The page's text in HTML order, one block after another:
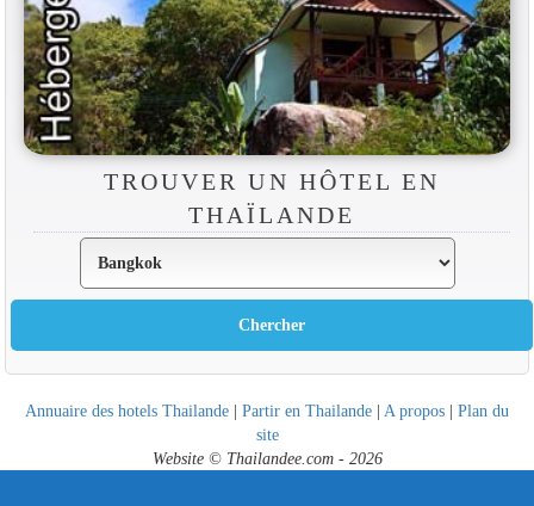
TROUVER UN HÔTEL EN
THAÏLANDE
Annuaire des hotels Thailande | Partir en Thailande | A propos | Plan du
site
Website © Thailandee.com - 2026